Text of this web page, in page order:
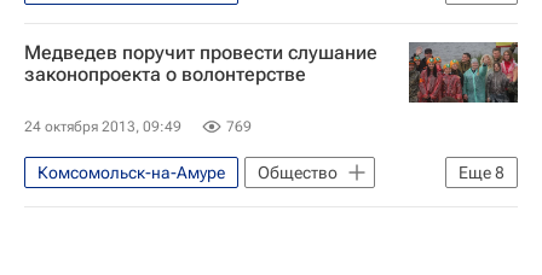
Социальный навигатор
Общество
Россия
Год семьи
Медведев поручит провести слушание
законопроекта о волонтерстве
24 октября 2013, 09:49 769
Еще8
Комсомольск-на-Амуре
Общество
Поездка Медведева в Комсомольск-на-Амуре